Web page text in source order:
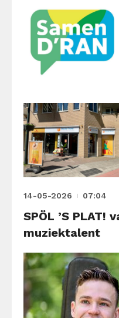
14-05-2026 07:04
SPÖL ’S PLAT!
muziektalent